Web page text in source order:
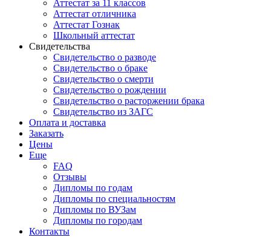
Аттестат за 11 классов
Аттестат отличника
Аттестат Гознак
Школьный аттестат
Свидетельства
Свидетельство о разводе
Свидетельство о браке
Свидетельство о смерти
Свидетельство о рождении
Свидетельство о расторжении брака
Свидетельство из ЗАГС
Оплата и доставка
Заказать
Цены
Еще
FAQ
Отзывы
Дипломы по годам
Дипломы по специальностям
Дипломы по ВУЗам
Дипломы по городам
Контакты